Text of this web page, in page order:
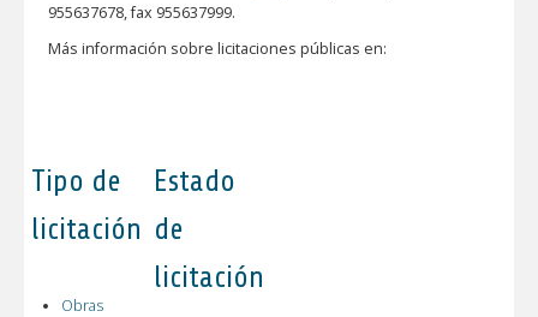
955637678, fax 955637999.
Más información sobre licitaciones públicas en:
Tipo de
licitación
Obras
Estado
de
licitación